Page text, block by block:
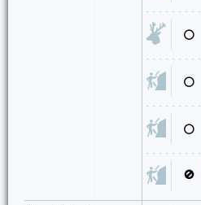
⚪
⚪
⚪
🚫